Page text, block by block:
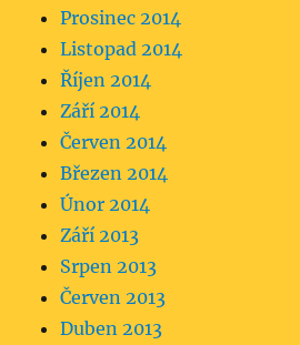
Prosinec 2014
Listopad 2014
Říjen 2014
Září 2014
Červen 2014
Březen 2014
Únor 2014
Září 2013
Srpen 2013
Červen 2013
Duben 2013